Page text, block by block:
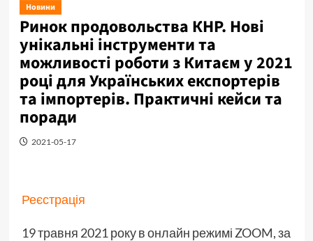
Новини
Ринок продовольства КНР. Нові
унікальні інструменти та
можливості роботи з Китаєм у 2021
році для Українських експортерів
та імпортерів. Практичні кейси та
поради
2021-05-17
Реєстрація
19 травня 2021 року в онлайн режимі ZOOM, за